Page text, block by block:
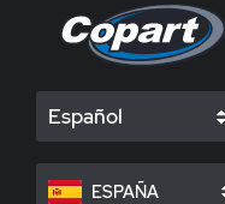
Español
ESPAÑA